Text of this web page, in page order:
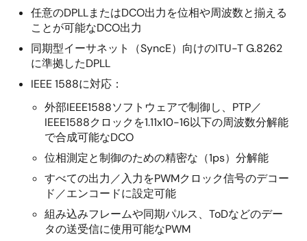
任意のDPLLまたはDCO出力を位相や周波数と揃える
ことが可能なDCO出力
同期型イーサネット（SyncE）向けのITU-T G.8262
に準拠したDPLL
IEEE 1588に対応：
外部IEEE1588ソフトウェアで制御し、PTP／
IEEE1588クロックを1.11x10-16以下の周波数分解能
で合成可能なDCO
位相測定と制御のための精密な（1ps）分解能
すべての出力／入力をPWMクロック信号のデコー
ド／エンコードに設定可能
組み込みフレームや同期パルス、ToDなどのデー
タの送受信に使用可能なPWM